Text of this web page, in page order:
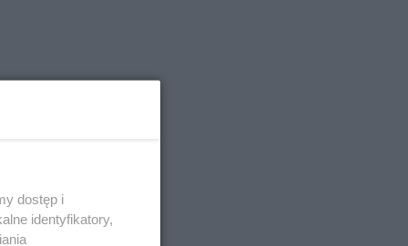
dostęp i
identyfikatory,